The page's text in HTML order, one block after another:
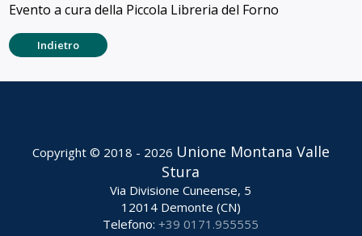
Evento a cura della Piccola Libreria del Forno
Indietro
Copyright © 2018 - 2026 Unione Montana Valle
Stura
Via Divisione Cuneense, 5
12014 Demonte (CN)
Telefono:+39 0171.955555